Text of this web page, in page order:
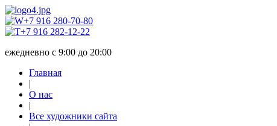
+7 916 280-70-80
+7 916 282-12-22
ежедневно с 9:00 до 20:00
Главная
|
О нас
|
Все художники сайта